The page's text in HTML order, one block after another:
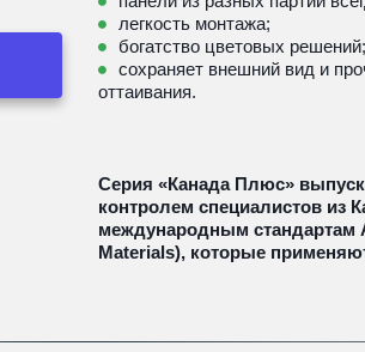
легкость монтажа;
богатство цветовых решений;
сохраняет внешний вид и
оттаивания.
Серия «Канада Плюс»
контролем специалистов из
международным стандартам
Materials), которые